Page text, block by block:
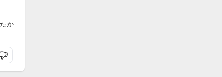
か